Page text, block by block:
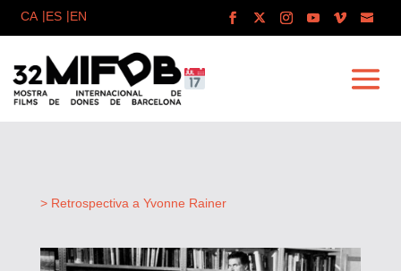
> Retrospectiva a Yvonne Rainer